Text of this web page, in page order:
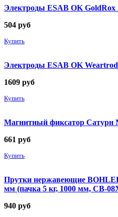
Электроды ESAB OK GoldRox
504 руб
Купить
Электроды ESAB OK
1609 руб
Купить
Магнитный фиксатор Сатурн
661 руб
Купить
Прутки нержавеющие
мм (пачка 5 кг, 1000 мм, СВ-
940 руб